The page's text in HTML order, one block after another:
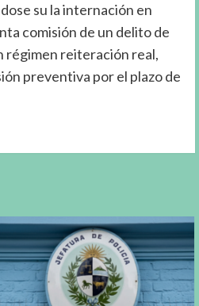
su la internación en
comisión de un delito de
régimen reiteración real,
preventiva por el plazo de